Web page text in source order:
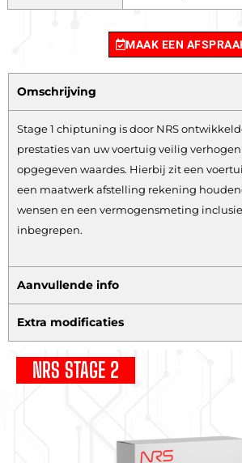
MAAK EEN
Omschrijving
Stage 1 chiptuning is door NRS
prestaties van uw voertuig veilig
opgegeven waardes. Hierbij zit een
een maatwerk afstelling rekening
wensen en een vermogensmeting
inbegrepen.
Aanvullende info
Extra modificaties
NRS STAGE 2